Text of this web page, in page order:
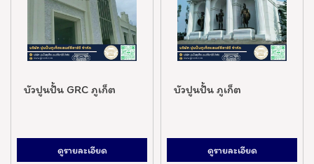
บัวปูนปั้น GRC ภูเก็ต
ดูรายละเอียด
บัวปูนปั้น ภูเก็ต
ดูรายละเอียด